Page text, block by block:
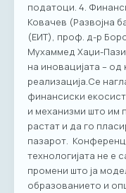
податоци. 4.
Ковачев (Развојна
(ЕИТ), проф. д-р
Мухаммед Хаџи-
на иновацијата –
реализација.Се
финансиски
и механизми што им
растат и да го
пазарот.
технологијата не е
промени што ја
образованието и